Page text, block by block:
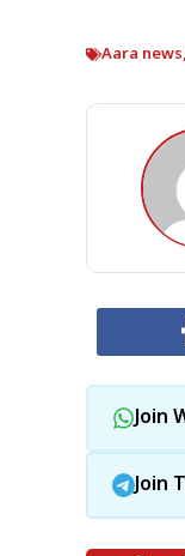
Aara news,
Join
Join